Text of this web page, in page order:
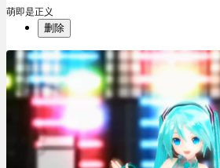
萌即是正义
删除